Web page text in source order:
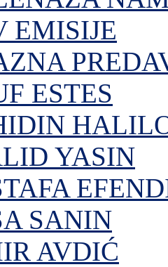
EMISIJE
ESTES
YASIN
SANIN
AVDIĆ